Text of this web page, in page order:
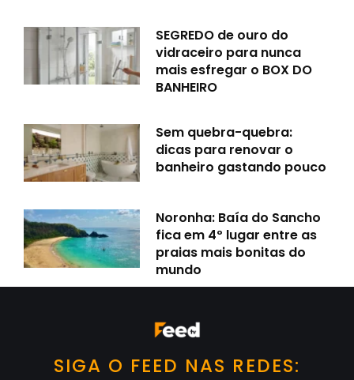
SEGREDO de ouro do
vidraceiro para nunca
mais esfregar o BOX DO
BANHEIRO
Sem quebra-quebra:
dicas para renovar o
banheiro gastando pouco
Noronha: Baía do Sancho
fica em 4º lugar entre as
praias mais bonitas do
mundo
SIGA O FEED NAS REDES: